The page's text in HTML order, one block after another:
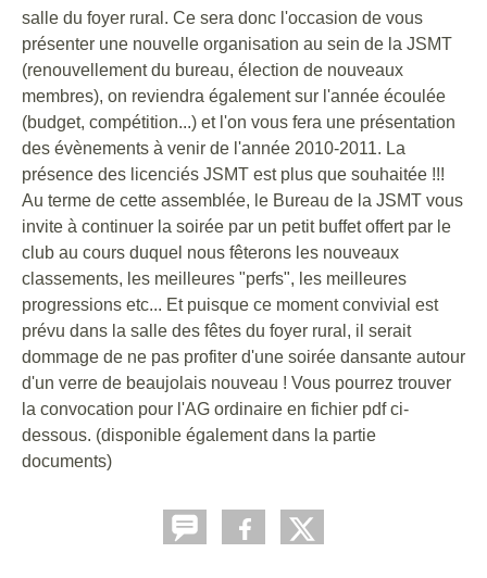
salle du foyer rural. Ce sera donc l'occasion de vous
présenter une nouvelle organisation au sein de la JSMT
(renouvellement du bureau, élection de nouveaux
membres), on reviendra également sur l'année écoulée
(budget, compétition...) et l'on vous fera une présentation
des évènements à venir de l'année 2010-2011. La
présence des licenciés JSMT est plus que souhaitée !!!
Au terme de cette assemblée, le Bureau de la JSMT vous
invite à continuer la soirée par un petit buffet offert par le
club au cours duquel nous fêterons les nouveaux
classements, les meilleures "perfs", les meilleures
progressions etc... Et puisque ce moment convivial est
prévu dans la salle des fêtes du foyer rural, il serait
dommage de ne pas profiter d'une soirée dansante autour
d'un verre de beaujolais nouveau ! Vous pourrez trouver
la convocation pour l'AG ordinaire en fichier pdf ci-
dessous. (disponible également dans la partie
documents)